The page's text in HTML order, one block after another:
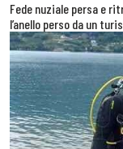
Fede nuziale persa e
l’anello perso da un